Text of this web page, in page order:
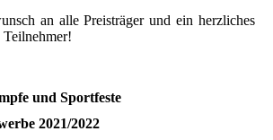
an alle Preisträger und ein herzliches
und Sportfeste
2021/2022